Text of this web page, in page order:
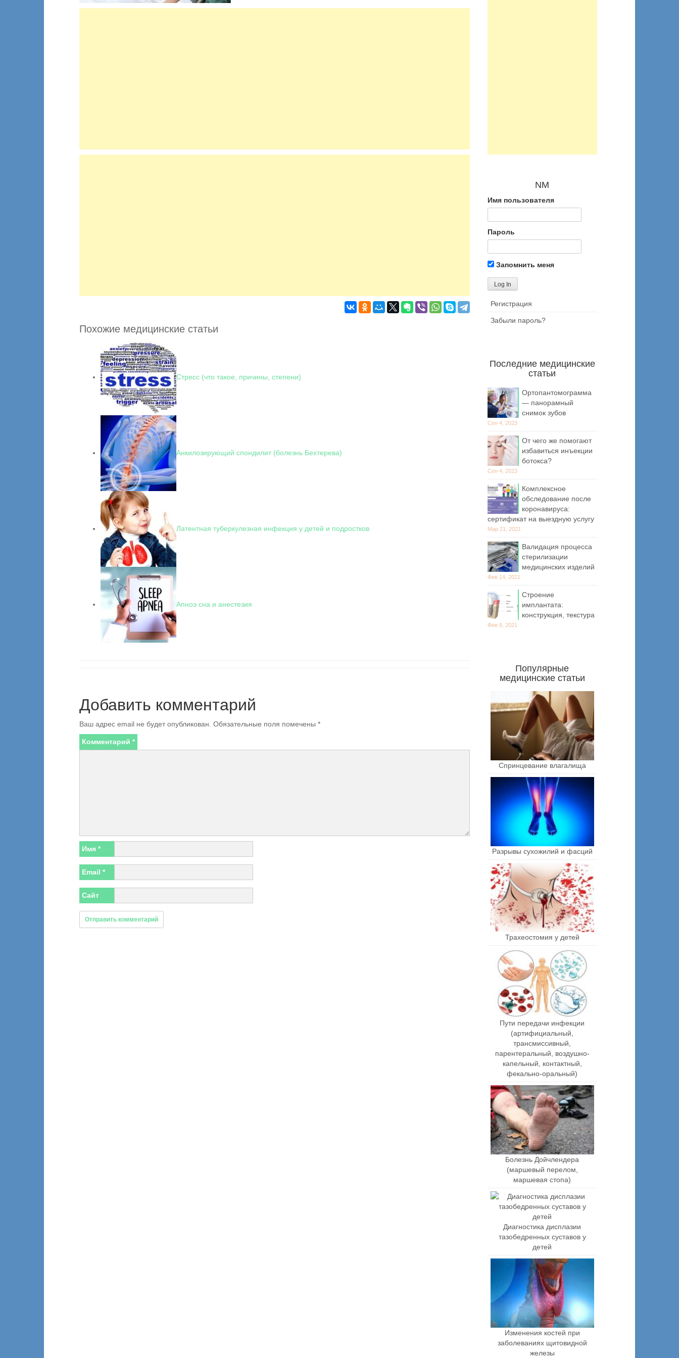
Похожие медицинские статьи
Стресс (что такое, причины, степени)
Анкилозирующий спондилит (болезнь Бехтерева)
Латентная туберкулезная инфекция у детей и подростков
Апноэ сна и анестезия
Добавить комментарий
Ваш адрес email не будет опубликован. Обязательные поля помечены *
Комментарий *
Имя *
Email *
Сайт
NM
Имя пользователя
Пароль
Запомнить меня
Регистрация
Забыли пароль?
Последние медицинские
статьи
Ортопантомограмма
— панорамный
снимок зубов
Сен 4, 2023
От чего же помогают
избавиться инъекции
ботокса?
Сен 4, 2023
Комплексное
обследование после
коронавируса:
сертификат на выездную услугу
Мар 21, 2021
Валидация процесса
стерилизации
медицинских изделий
Фев 14, 2021
Строение
имплантата:
конструкция, текстура
Фев 8, 2021
Популярные
медицинские статьи
Спринцевание влагалища
Разрывы сухожилий и фасций
Трахеостомия у детей
Пути передачи инфекции
(артифициальный,
трансмиссивный,
парентеральный, воздушно-
капельный, контактный,
фекально-оральный)
Болезнь Дойчлендера
(маршевый перелом,
маршевая стопа)
Диагностика дисплазии
тазобедренных суставов у
детей
Изменения костей при
заболеваниях щитовидной
железы